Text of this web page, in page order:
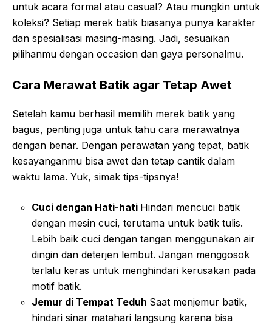
untuk acara formal atau casual? Atau mungkin untuk
koleksi? Setiap merek batik biasanya punya karakter
dan spesialisasi masing-masing. Jadi, sesuaikan
pilihanmu dengan occasion dan gaya personalmu.
Cara Merawat Batik agar Tetap Awet
Setelah kamu berhasil memilih merek batik yang
bagus, penting juga untuk tahu cara merawatnya
dengan benar. Dengan perawatan yang tepat, batik
kesayanganmu bisa awet dan tetap cantik dalam
waktu lama. Yuk, simak tips-tipsnya!
Cuci dengan Hati-hati Hindari mencuci batik
dengan mesin cuci, terutama untuk batik tulis.
Lebih baik cuci dengan tangan menggunakan air
dingin dan deterjen lembut. Jangan menggosok
terlalu keras untuk menghindari kerusakan pada
motif batik.
Jemur di Tempat Teduh Saat menjemur batik,
hindari sinar matahari langsung karena bisa